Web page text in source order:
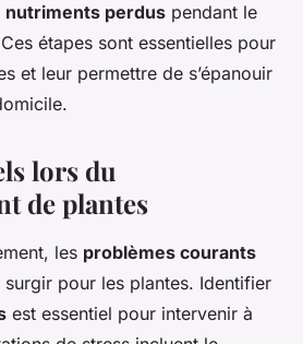
nutriments perdus pendant le
étapes sont essentielles pour
et leur permettre de s’épanouir
lors du
de plantes
les problèmes courants
pour les plantes. Identifier
est essentiel pour intervenir à